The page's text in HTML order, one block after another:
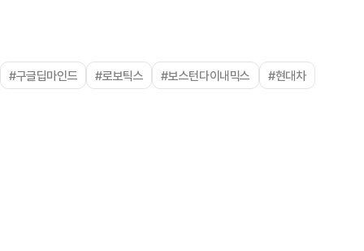
#구글딥마인드 #로보틱스 #보스턴다이내믹스 #현대차